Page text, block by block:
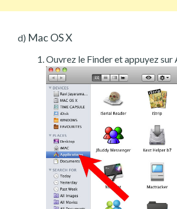
d) Mac OS X
Ouvrez le Finder et appuyez sur